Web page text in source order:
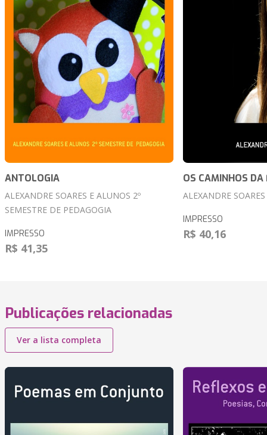
ANTOLOGIA
ALEXANDRE SOARES E ALUNOS 2º
SEMESTRE DE PEDAGOGIA
IMPRESSO
R$ 41,35
OS CAMINHOS DA
ALEXANDRE SOARES
IMPRESSO
R$ 40,16
Publicações relacionadas
Ver a lista completa